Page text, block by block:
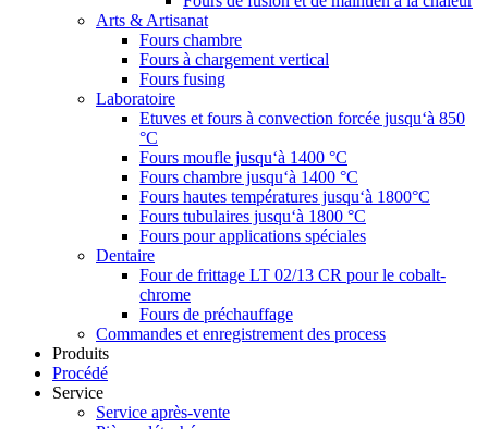
Arts & Artisanat
Fours chambre
Fours à chargement vertical
Fours fusing
Laboratoire
Etuves et fours à convection forcée jusqu‘à 850
°C
Fours moufle jusqu‘à 1400 °C
Fours chambre jusqu‘à 1400 °C
Fours hautes températures jusqu‘à 1800°C
Fours tubulaires jusqu‘à 1800 °C
Fours pour applications spéciales
Dentaire
Four de frittage LT 02/13 CR pour le cobalt-
chrome
Fours de préchauffage
Commandes et enregistrement des process
Produits
Procédé
Service
Service après-vente